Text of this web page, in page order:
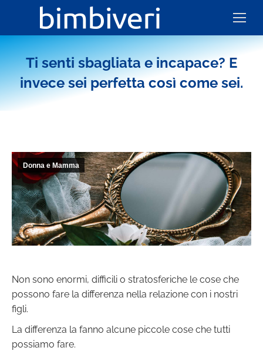
Ti senti sbagliata e incapace? E
invece sei perfetta così come sei.
Donna e Mamma
Non sono enormi, difficili o stratosferiche le cose che
possono fare la differenza nella relazione con i nostri
figli.
La differenza la fanno alcune piccole cose che tutti
possiamo fare.